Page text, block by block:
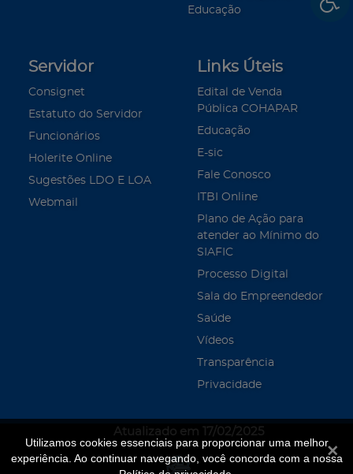
Utilizamos cookies essenciais para proporcionar uma melhor
experiência. Ao continuar navegando, você concorda com a nossa
Educação
Servidor
Consignet
Estatuto do Servidor
Funcionários
Holerite Online
Sugestões LDO E LOA
Webmail
Links Úteis
Edital de Venda
Pública COHAPAR
Educação
E-sic
Fale Conosco
ITBI Online
Plano de Ação para
atender ao Mínimo do
SIAFIC
Processo Digital
Sala do Empreendedor
Saúde
Vídeos
Transparência
Privacidade
Atualizado em 17/02/2025